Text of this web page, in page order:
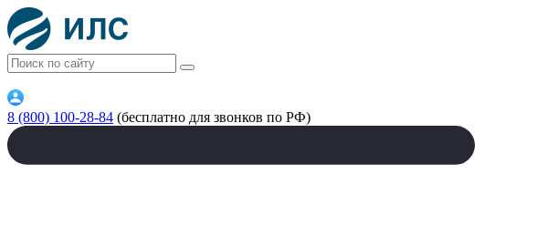
8 (800) 100-28-84 (бесплатно для звонков по РФ)